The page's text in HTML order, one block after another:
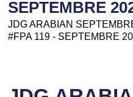
SEPTEMBRE
JDG ARABIAN
#FPA 119 - SEPTEMBRE